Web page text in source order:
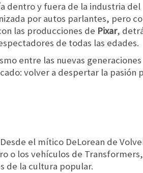
dentro y fuera de la industria del
por autos parlantes, pero
las producciones de Pixar,
de todas las edades.
entre las nuevas generaciones
volver a despertar la pasión
el mítico DeLorean de
o los vehículos de
de la cultura popular.